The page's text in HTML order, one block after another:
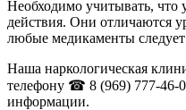
Необходимо учитывать, что
действия. Они отличаются
любые медикаменты
Наша наркологическая
телефону ☎ 8 (969) 777-46-
информации.